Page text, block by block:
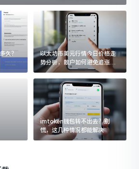
久？
以太坊币美元行情今日价格走
势分析，散户如何避免追涨杀
跌被套牢
imtoken钱包转不出去？别
慌，这几种情况都能解决